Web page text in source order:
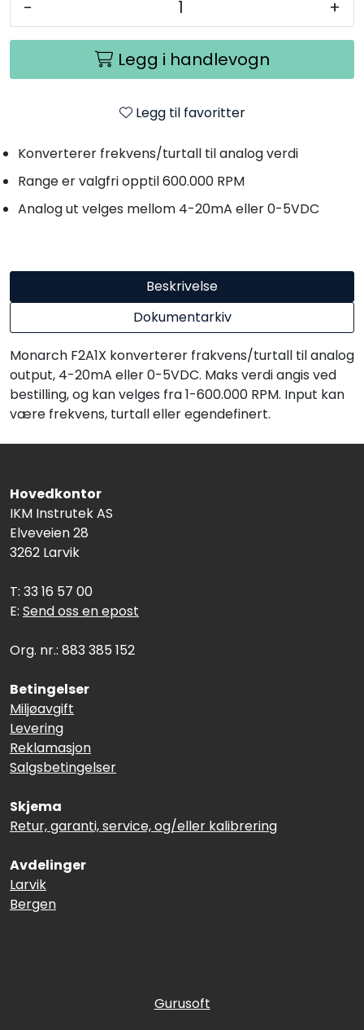
- +
Legg i handlevogn
Legg til favoritter
Konverterer frekvens/turtall til analog verdi
Range er valgfri opptil 600.000 RPM
Analog ut velges mellom 4-20mA eller 0-5VDC
Beskrivelse
Dokumentarkiv
Monarch F2A1X konverterer frakvens/turtall til analog
output, 4-20mA eller 0-5VDC. Maks verdi angis ved
bestilling, og kan velges fra 1-600.000 RPM. Input kan
være frekvens, turtall eller egendefinert.
Hovedkontor
IKM Instrutek AS
Elveveien 28
3262 Larvik
T: 33 16 57 00
E: Send oss en epost
Org. nr.: 883 385 152
Betingelser
Miljøavgift
Levering
Reklamasjon
Salgsbetingelser
Skjema
Retur, garanti, service, og/eller kalibrering
Avdelinger
Larvik
Bergen
Gurusoft